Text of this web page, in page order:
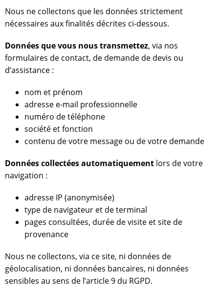
Nous ne collectons que les données strictement
nécessaires aux finalités décrites ci-dessous.
Données que vous nous transmettez, via nos
formulaires de contact, de demande de devis ou
d’assistance :
nom et prénom
adresse e-mail professionnelle
numéro de téléphone
société et fonction
contenu de votre message ou de votre demande
Données collectées automatiquement lors de votre
navigation :
adresse IP (anonymisée)
type de navigateur et de terminal
pages consultées, durée de visite et site de
provenance
Nous ne collectons, via ce site, ni données de
géolocalisation, ni données bancaires, ni données
sensibles au sens de l’article 9 du RGPD.